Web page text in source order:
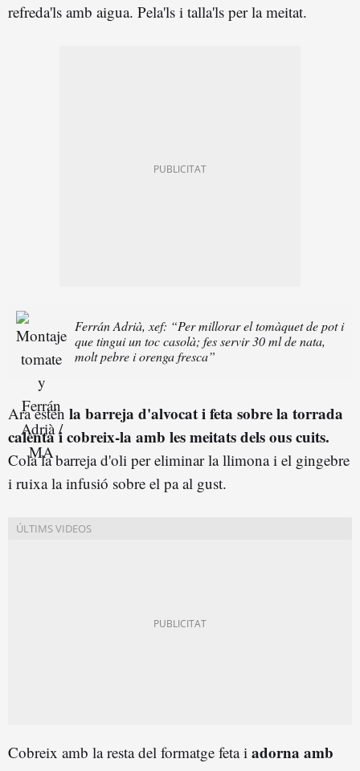
refreda'ls amb aigua. Pela'ls i talla'ls per la meitat.
Ferrán Adrià, xef: “Per millorar el tomàquet de pot i
que tingui un toc casolà; fes servir 30 ml de nata,
molt pebre i orenga fresca”
Ara estén la barreja d'alvocat i feta sobre la torrada
calenta i cobreix-la amb les meitats dels ous cuits.
Cola la barreja d'oli per eliminar la llimona i el gingebre
i ruixa la infusió sobre el pa al gust.
Cobreix amb la resta del formatge feta i adorna amb